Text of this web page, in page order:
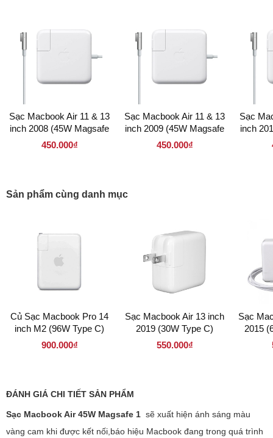
Sạc Macbook Air 11 & 13
inch 2008 (45W Magsafe
1)
450.000₫
Sạc Macbook Air 11 & 13
inch 2009 (45W Magsafe
1)
450.000₫
Sạc
inch
Sản phẩm cùng danh mục
Củ Sạc Macbook Pro 14
inch M2 (96W Type C)
900.000₫
Sạc Macbook Air 13 inch
2019 (30W Type C)
550.000₫
Sạc
2015
ĐÁNH GIÁ CHI TIẾT SẢN PHẨM
Sạc Macbook Air 45W Magsafe 1 sẽ xuất hiện ánh sáng màu
vàng cam khi được kết nối,báo hiệu Macbook đang trong quá trình